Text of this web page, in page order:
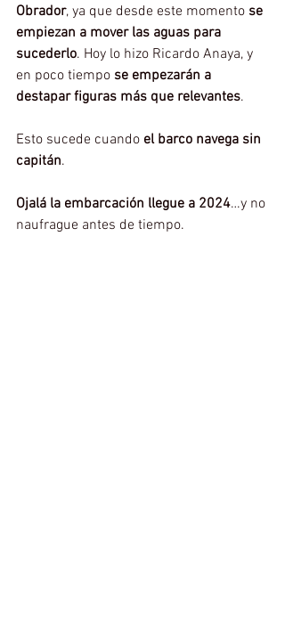
Obrador, ya que desde este momento se
empiezan a mover las aguas para
sucederlo. Hoy lo hizo Ricardo Anaya, y
en poco tiempo se empezarán a
destapar figuras más que relevantes.
Esto sucede cuando el barco navega sin
capitán.
Ojalá la embarcación llegue a 2024…y no
naufrague antes de tiempo.